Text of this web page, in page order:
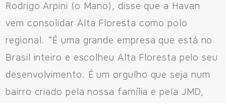
Rodrigo Arpini (o Mano), disse que a Havan
vem consolidar Alta Floresta como polo
regional. “É uma grande empresa que está no
Brasil inteiro e escolheu Alta Floresta pelo seu
desenvolvimento. É um orgulho que seja num
bairro criado pela nossa família e pela JMD,